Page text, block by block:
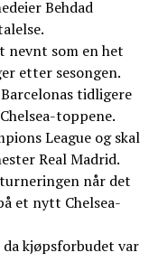
Behdad
nevnt som en het
etter sesongen.
tidligere
toppene.
League og skal
Real Madrid.
når det
et nytt Chelsea-
kjøpsforbudet var